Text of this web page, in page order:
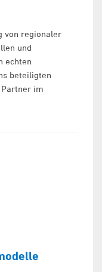
von regionaler
und
echten
beteiligten
im